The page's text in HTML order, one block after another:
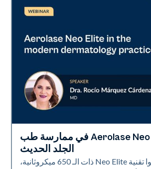
جهاز Aerolase Neo Elite في ممارسة طب
الجلد الحديث
استكشفوا تقنية Neo Elite ذات الـ 650 ميكروثانية،